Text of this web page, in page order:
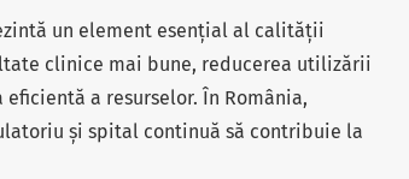
un element esențial al calității
clinice mai bune, reducerea utilizării
a resurselor. În România,
și spital continuă să contribuie la